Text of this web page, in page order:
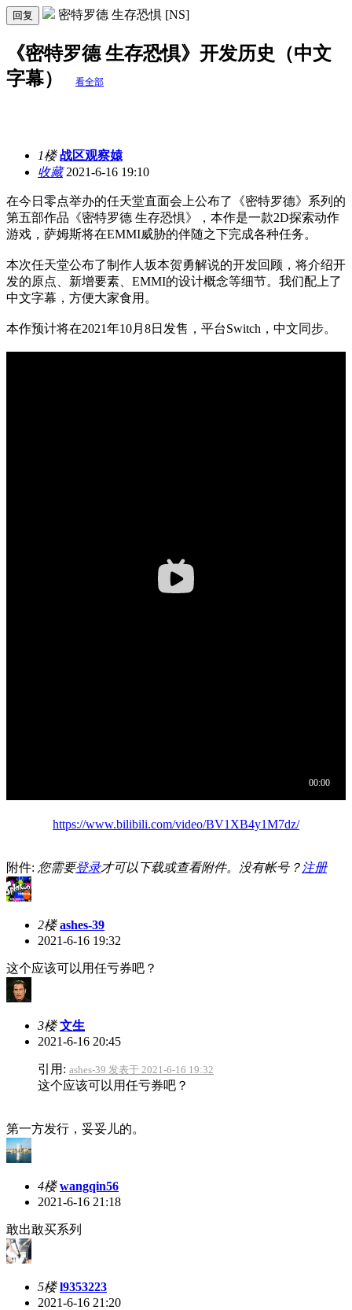
回复 密特罗德 生存恐惧 [NS]
《密特罗德 生存恐惧》开发历史（中文
字幕）
看全部
1楼 战区观察媴
收藏2021-6-16 19:10
在今日零点举办的任天堂直面会上公布了《密特罗德》系列的
第五部作品《密特罗德 生存恐惧》，本作是一款2D探索动作
游戏，萨姆斯将在EMMI威胁的伴随之下完成各种任务。
本次任天堂公布了制作人坂本贺勇解说的开发回顾，将介绍开
发的原点、新增要素、EMMI的设计概念等细节。我们配上了
中文字幕，方便大家食用。
本作预计将在2021年10月8日发售，平台Switch，中文同步。
https://www.bilibili.com/video/BV1XB4y1M7dz/
附件: 您需要登录才可以下载或查看附件。没有帐号？ 注册
2楼 ashes-39
2021-6-16 19:32
这个应该可以用任亏券吧？
3楼 文生
2021-6-16 20:45
引用: ashes-39 发表于 2021-6-16 19:32
这个应该可以用任亏券吧？
第一方发行，妥妥儿的。
4楼 wangqin56
2021-6-16 21:18
敢出敢买系列
5楼 l9353223
2021-6-16 21:20